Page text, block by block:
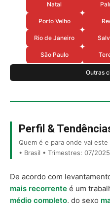
Natal
Porto Velho
Rio de Janeiro
São Paulo
Outras
Perfil &
Quem é e para onde vai
• Brasil • Trimestres: 07/
De acordo com
mais recorrente é um
médio completo, do sexo